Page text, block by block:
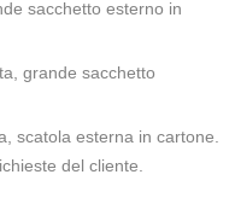
sacchetto esterno in
grande sacchetto
scatola esterna in cartone.
del cliente.